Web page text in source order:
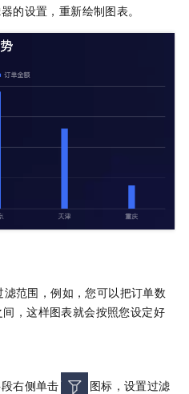
的设置，重新绘制图表。
范围，例如，您可以把订单数
间，这样图表就会按照您设定好
右侧单击
图标，设置过滤